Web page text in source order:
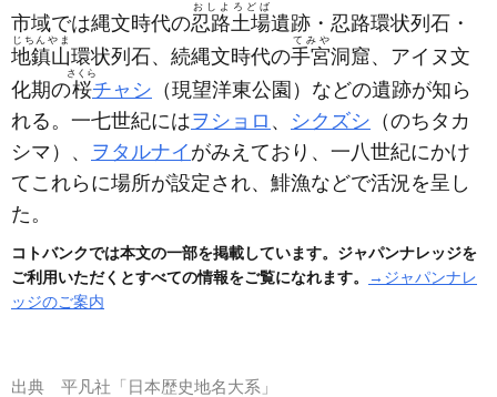
市域では縄文時代の忍路土場
おしよろどば
遺跡・忍路環状列石・
地鎮山
じちんやま
環状列石、続縄文時代の手宮
てみや
洞窟、アイヌ文
化期の桜
さくら
チャシ （現望洋東公園） などの遺跡が知ら
れる。一七世紀にはヲショロ 、 シクズシ （のちタカ
シマ） 、 ヲタルナイ がみえており、一八世紀にかけ
てこれらに場所が設定され、鯡漁などで活況を呈し
た。
コトバンクでは本文の一部を掲載しています。ジャパンナレッジを
ご利用いただくとすべての情報をご覧になれます。
→ジャパンナレ
ッジのご案内
出典 平凡社「日本歴史地名大系」